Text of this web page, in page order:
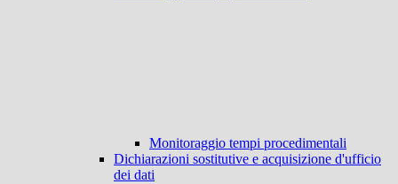
Monitoraggio tempi procedimentali
Dichiarazioni sostitutive e acquisizione d'ufficio
dei dati